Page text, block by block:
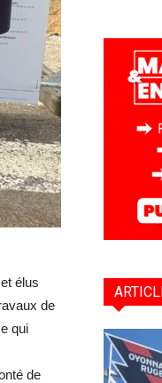
élus
de
qui
de